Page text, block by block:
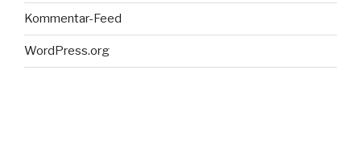
Kommentar-Feed
WordPress.org